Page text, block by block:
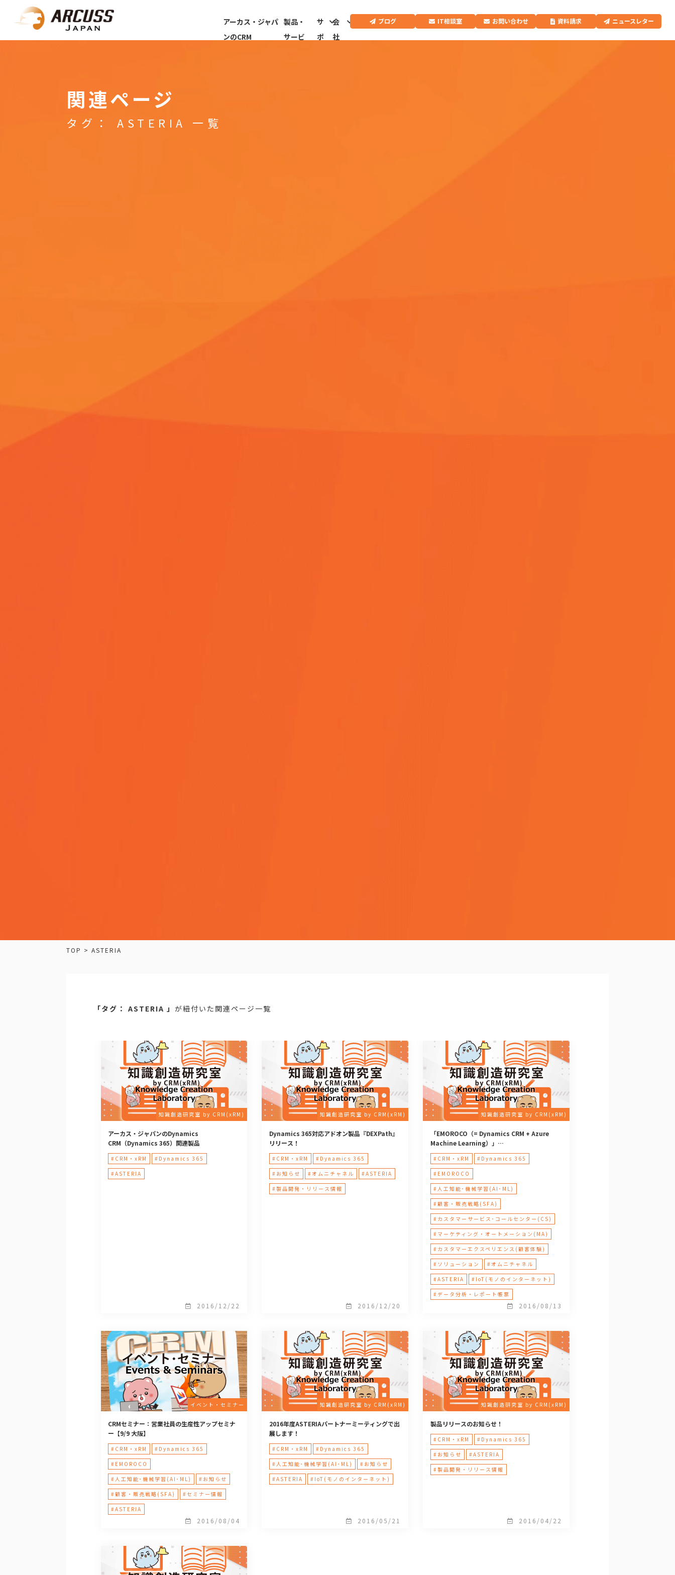
アーカス・ジャパ
ンのCRM
製品・
サービ
サ
ポ
会
社
ブログ IT相談室 お問い合わせ 資料請求 ニュースレター
関連ページ
タグ： ASTERIA 一覧
TOP > ASTERIA
「タグ： ASTERIA 」 が紐付いた関連ページ一覧
知識創造研究室 by CRM(xRM)
アーカス・ジャパンのDynamics
CRM（Dynamics 365）関連製品
#CRM・xRM
#Dynamics 365
#ASTERIA
2016/12/22
知識創造研究室 by CRM(xRM)
Dynamics 365対応アドオン製品『DEXPath』
リリース！
#CRM・xRM
#Dynamics 365
#お知らせ
#オムニチャネル
#ASTERIA
#製品開発・リリース情報
2016/12/20
知識創造研究室 by CRM(xRM)
「EMOROCO（= Dynamics CRM + Azure
Machine Learning）」…
#CRM・xRM
#Dynamics 365
#EMOROCO
#人工知能･機械学習(AI･ML)
#顧客・販売戦略(SFA)
#カスタマーサービス･コールセンター(CS)
#マーケティング・オートメーション(MA)
#カスタマーエクスペリエンス(顧客体験)
#ソリューション
#オムニチャネル
#ASTERIA
#IoT(モノのインターネット)
#データ分析・レポート帳票
2016/08/13
イベント・セミナー
CRMセミナー：営業社員の生産性アップセミナ
ー【9/9 大阪】
#CRM・xRM
#Dynamics 365
#EMOROCO
#人工知能･機械学習(AI･ML)
#お知らせ
#顧客・販売戦略(SFA)
#セミナー情報
#ASTERIA
2016/08/04
知識創造研究室 by CRM(xRM)
2016年度ASTERIAパートナーミーティングで出
展します！
#CRM・xRM
#Dynamics 365
#人工知能･機械学習(AI･ML)
#お知らせ
#ASTERIA
#IoT(モノのインターネット)
2016/05/21
知識創造研究室 by CRM(xRM)
製品リリースのお知らせ！
#CRM・xRM
#Dynamics 365
#お知らせ
#ASTERIA
#製品開発・リリース情報
2016/04/22